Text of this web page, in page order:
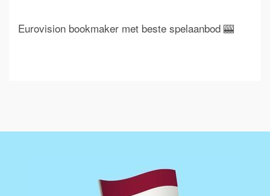
Eurovision bookmaker met beste spelaanbod 🎰